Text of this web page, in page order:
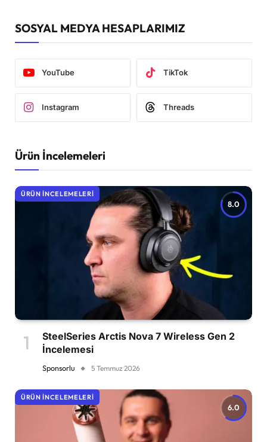
SOSYAL MEDYA HESAPLARIMIZ
YouTube TikTok
Instagram Threads
Ürün İncelemeleri
8.0
ÜRÜN İNCELEMELERI
SteelSeries Arctis Nova 7 Wireless Gen 2
İncelemesi
Sponsorlu 5 Temmuz 2026
6.0
ÜRÜN İNCELEMELERI